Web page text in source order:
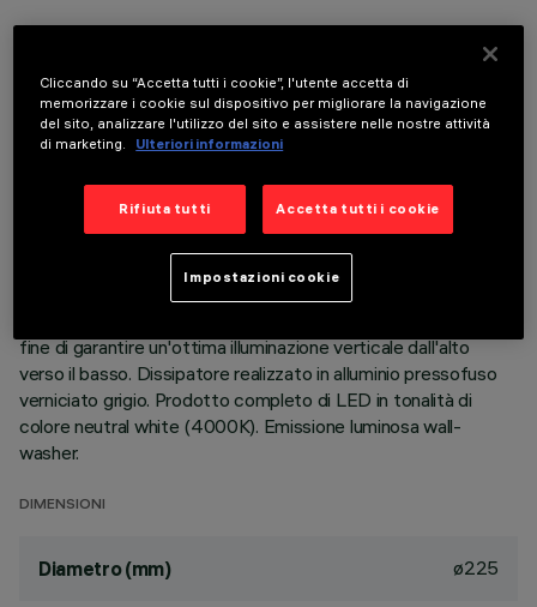
DATI TECNICI
ULTIMO AGGIORNAMENTO: 06/08/2026
Apparecchio rotondo fisso finalizzato all'utilizzo di sorgente
LED con tecnologia C.o.B. Versione con falda per installazione
ad appoggio. Riflettore termoplastico prismatizzato
fine di garantire un'ottima illuminazione verticale dall'alto
verso il basso. Dissipatore realizzato in alluminio pressofuso
verniciato grigio. Prodotto completo di LED in tonalità di
colore neutral white (4000K). Emissione luminosa wall-
washer.
DIMENSIONI
Diametro (mm) ø225
Cliccando su “Accetta tutti i cookie”, l'utente accetta di
memorizzare i cookie sul dispositivo per migliorare la navigazione
del sito, analizzare l'utilizzo del sito e assistere nelle nostre attività
di marketing.
Ulteriori informazioni
Rifiuta tutti Accetta tutti i cookie
Impostazioni cookie